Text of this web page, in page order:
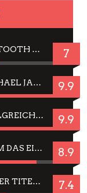
JBL TUNE 720BT: OVER EAR BLUETOOTH KOPFHÖRER UM DIE 50,-€ IM DAUER-TEST 7
WEGEN DES ERFOLGES – MJ: MICHAEL JACKSON MUSICAL IN EINER MATINEE SEHEN 9.9
JELLYFISH HAMBURG: DAS ERFOLGREICHE SOMMER-MENÜ 2025 IN GEFÜHLEN UND BILDERN 9.9
CÉSAR FÜR JIM CARREY? WARUM DAS EINER DER NERVIGSTEN ACTORS IST UND BLEIBT 8.9
JING JING: IN-THAI RÄUMT WIEDER TITEL AB – EIN ZWEI-STUNDEN-ERLEBNISBERICHT 7.4